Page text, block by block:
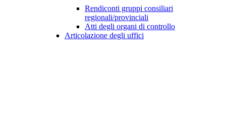
Rendiconti gruppi consiliari
regionali/provinciali
Atti degli organi di controllo
Articolazione degli uffici